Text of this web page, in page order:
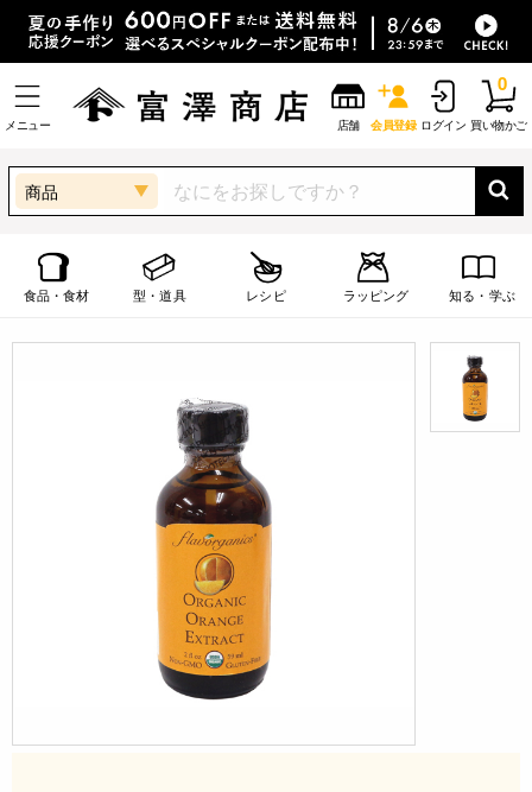
メニュー 店舗 会員登録 ログイン 買い物かご
0
商品
食品・食材 型・道具 レシピ ラッピング 知る・学ぶ